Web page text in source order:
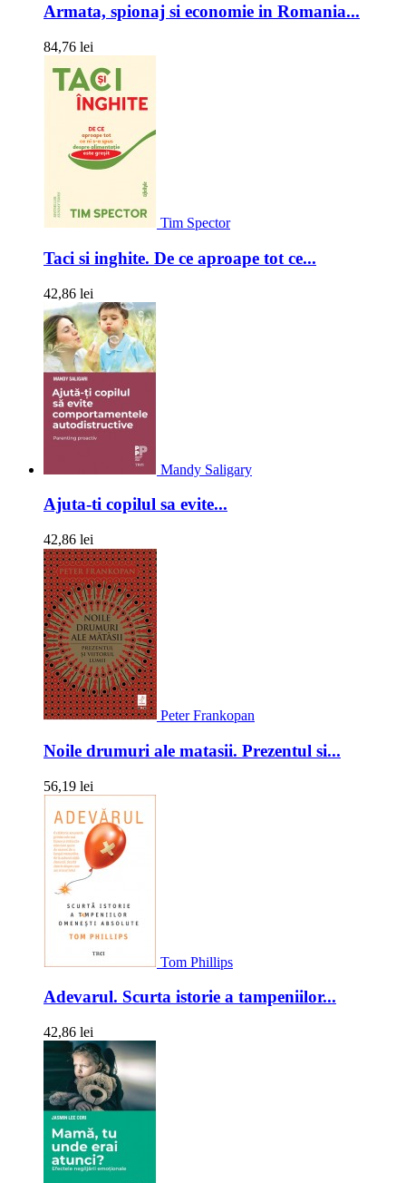
Armata, spionaj si economie in Romania...
84,76 lei
Tim Spector
Taci si inghite. De ce aproape tot ce...
42,86 lei
Mandy Saligary
Ajuta-ti copilul sa evite...
42,86 lei
Peter Frankopan
Noile drumuri ale matasii. Prezentul si...
56,19 lei
Tom Phillips
Adevarul. Scurta istorie a tampeniilor...
42,86 lei